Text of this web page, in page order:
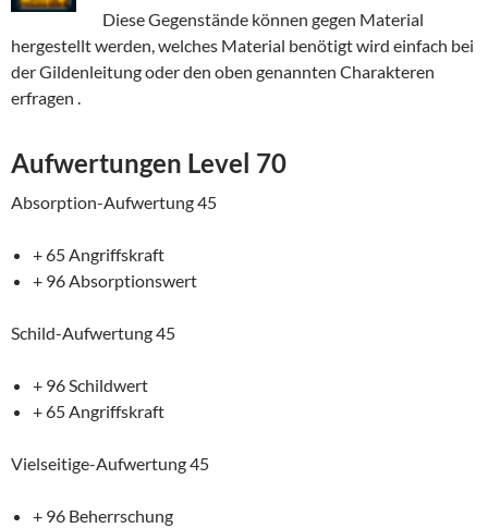
Diese Gegenstände können gegen Material
hergestellt werden, welches Material benötigt wird einfach bei
der Gildenleitung oder den oben genannten Charakteren
erfragen .
Aufwertungen Level 70
Absorption-Aufwertung 45
+ 65 Angriffskraft
+ 96 Absorptionswert
Schild-Aufwertung 45
+ 96 Schildwert
+ 65 Angriffskraft
Vielseitige-Aufwertung 45
+ 96 Beherrschung